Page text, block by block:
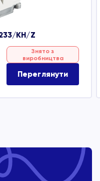
KH/Z
Знято з
виробництва
Переглянути